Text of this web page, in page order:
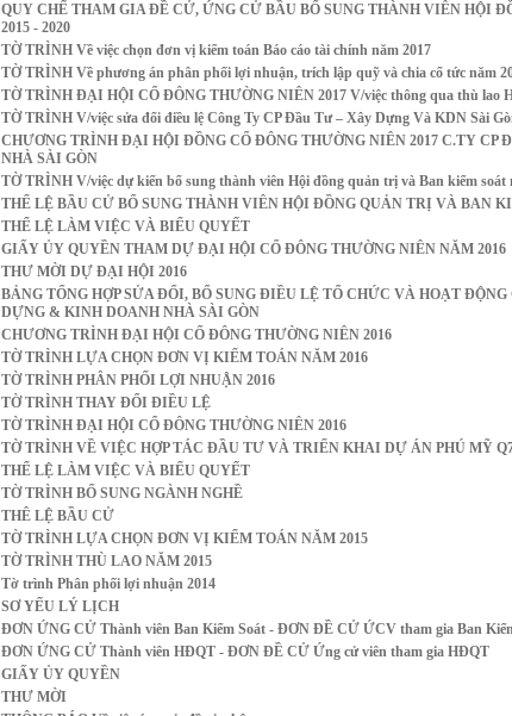
QUY CHẾ THAM GIA ĐỀ CỬ, ỨNG CỬ BẦU BỔ SUNG THÀNH VIÊN HỘI
2015 - 2020
TỜ TRÌNH Về việc chọn đơn vị kiểm toán Báo cáo tài chính năm 2017
TỜ TRÌNH Về phương án phân phối lợi nhuận, trích lập quỹ và chia cổ tức năm
TỜ TRÌNH ĐẠI HỘI CỔ ĐÔNG THƯỜNG NIÊN 2017 V/việc thông qua thù lao
TỜ TRÌNH V/việc sửa đổi điều lệ Công Ty CP Đầu Tư – Xây Dựng Và KDN Sài
CHƯƠNG TRÌNH ĐẠI HỘI ĐỒNG CỔ ĐÔNG THƯỜNG NIÊN 2017 C.TY
NHÀ SÀI GÒN
TỜ TRÌNH V/việc dự kiến bổ sung thành viên Hội đồng quản trị và Ban kiểm soát
THỂ LỆ BẦU CỬ BỔ SUNG THÀNH VIÊN HỘI ĐỒNG QUẢN TRỊ VÀ BAN
THỂ LỆ LÀM VIỆC VÀ BIỂU QUYẾT
GIẤY ỦY QUYỀN THAM DỰ ĐẠI HỘI CỔ ĐÔNG THƯỜNG NIÊN NĂM 2016
THƯ MỜI DỰ ĐẠI HỘI 2016
BẢNG TỔNG HỢP SỬA ĐỔI, BỔ SUNG ĐIỀU LỆ TỔ CHỨC VÀ HOẠT
DỰNG & KINH DOANH NHÀ SÀI GÒN
CHƯƠNG TRÌNH ĐẠI HỘI CỔ ĐÔNG THƯỜNG NIÊN 2016
TỜ TRÌNH LỰA CHỌN ĐƠN VỊ KIỂM TOÁN NĂM 2016
TỜ TRÌNH PHÂN PHỐI LỢI NHUẬN 2016
TỜ TRÌNH THAY ĐỔI ĐIỀU LỆ
TỜ TRÌNH ĐẠI HỘI CỔ ĐÔNG THƯỜNG NIÊN 2016
TỜ TRÌNH VỀ VIỆC HỢP TÁC ĐẦU TƯ VÀ TRIỂN KHAI DỰ ÁN PHÚ MỸ
THỂ LỆ LÀM VIỆC VÀ BIỂU QUYẾT
TỜ TRÌNH BỔ SUNG NGÀNH NGHỀ
THÊ LỆ BẦU CỬ
TỜ TRÌNH LỰA CHỌN ĐƠN VỊ KIỂM TOÁN NĂM 2015
TỜ TRÌNH THÙ LAO NĂM 2015
Tờ trình Phân phối lợi nhuận 2014
SƠ YẾU LÝ LỊCH
ĐƠN ỨNG CỬ Thành viên Ban Kiểm Soát - ĐƠN ĐỀ CỬ ỨCV tham gia Ban
ĐƠN ỨNG CỬ Thành viên HĐQT - ĐƠN ĐỀ CỬ Ứng cử viên tham gia HĐQT
GIẤY ỦY QUYỀN
THƯ MỜI